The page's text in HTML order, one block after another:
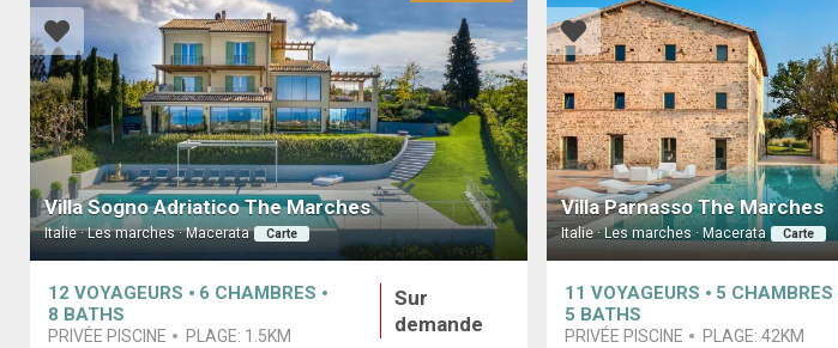
Villa Sogno Adriatico The Marches
Italie · Les marches · Macerata Carte
12 VOYAGEURS 6 CHAMBRES
8 BATHS
PRIVÉE PISCINE PLAGE: 1.5KM
Sur
demande
Villa Parnasso The Marches
Italie · Les marches · Macerata Carte
11VOYAGEURS 5 CHAMBRES
5 BATHS
PRIVÉE PISCINE PLAGE:42KM